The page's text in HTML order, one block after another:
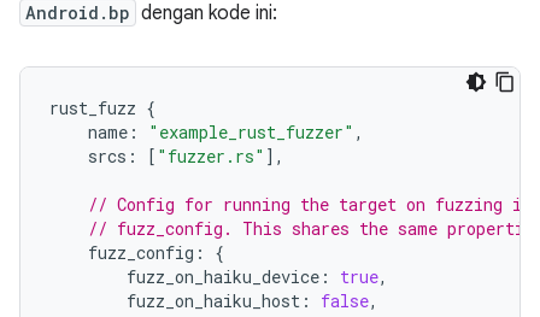
Android.bp dengan kode ini:
rust_fuzz {
name : "example_rust_fuzzer" ,
srcs : [ "fuzzer.rs" ],
// Config for running the target on fuzzing
// fuzz_config. This shares the same
fuzz_config :
{
fuzz_on_haiku_device : true,
fuzz_on_haiku_host : false,